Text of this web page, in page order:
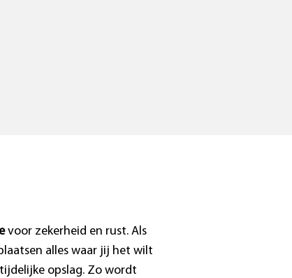
voor zekerheid en rust. Als
alles waar jij het wilt
opslag. Zo wordt